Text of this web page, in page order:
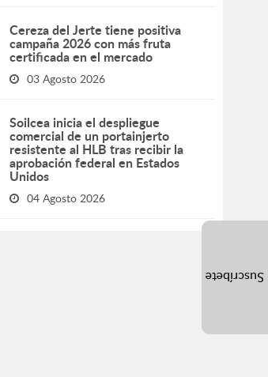
Cereza del Jerte tiene positiva
campaña 2026 con más fruta
certificada en el mercado
03 Agosto 2026
Soilcea inicia el despliegue
comercial de un portainjerto
resistente al HLB tras recibir la
aprobación federal en Estados
Unidos
04 Agosto 2026
Suscríbete